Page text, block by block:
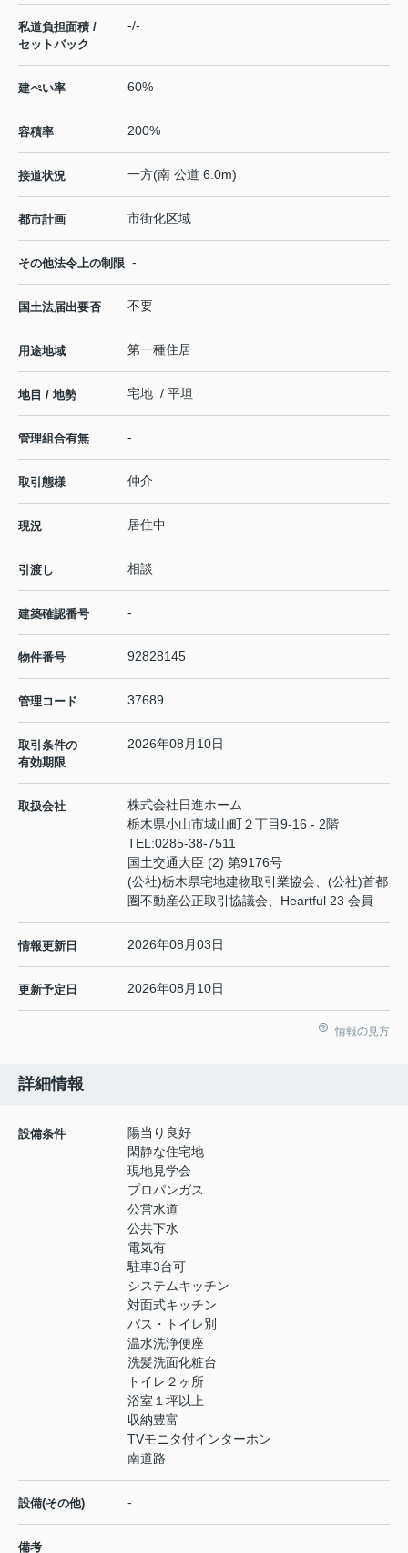
私道負担面積 /
セットバック
-/-
建ぺい率 60%
容積率 200%
接道状況 一方(南 公道 6.0m)
都市計画 市街化区域
その他法令上の制限 -
国土法届出要否 不要
用途地域 第一種住居
地目 / 地勢 宅地 / 平坦
管理組合有無 -
取引態様 仲介
現況 居住中
引渡し 相談
建築確認番号 -
物件番号 92828145
管理コード 37689
取引条件の
有効期限
2026年08月10日
取扱会社
株式会社日進ホーム
栃木県小山市城山町２丁目9-16 - 2階
TEL:0285-38-7511
国土交通大臣 (2) 第9176号
(公社)栃木県宅地建物取引業協会、(公社)首都
圏不動産公正取引協議会、Heartful 23 会員
情報更新日 2026年08月03日
更新予定日 2026年08月10日
情報の見方
詳細情報
設備条件
陽当り良好
閑静な住宅地
現地見学会
プロパンガス
公営水道
公共下水
電気有
駐車3台可
システムキッチン
対面式キッチン
バス・トイレ別
温水洗浄便座
洗髪洗面化粧台
トイレ２ヶ所
浴室１坪以上
収納豊富
TVモニタ付インターホン
南道路
設備(その他) -
備考